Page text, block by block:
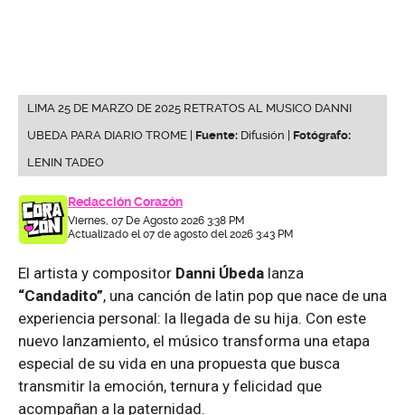
LIMA 25 DE MARZO DE 2025 RETRATOS AL MUSICO DANNI
UBEDA PARA DIARIO TROME | Fuente: Difusión | Fotógrafo:
LENIN TADEO
Redacción Corazón
Viernes, 07 De Agosto 2026 3:38 PM
Actualizado el 07 de agosto del 2026 3:43 PM
El artista y compositor Danni Úbeda lanza
“Candadito”, una canción de latin pop que nace de una
experiencia personal: la llegada de su hija. Con este
nuevo lanzamiento, el músico transforma una etapa
especial de su vida en una propuesta que busca
transmitir la emoción, ternura y felicidad que
acompañan a la paternidad.